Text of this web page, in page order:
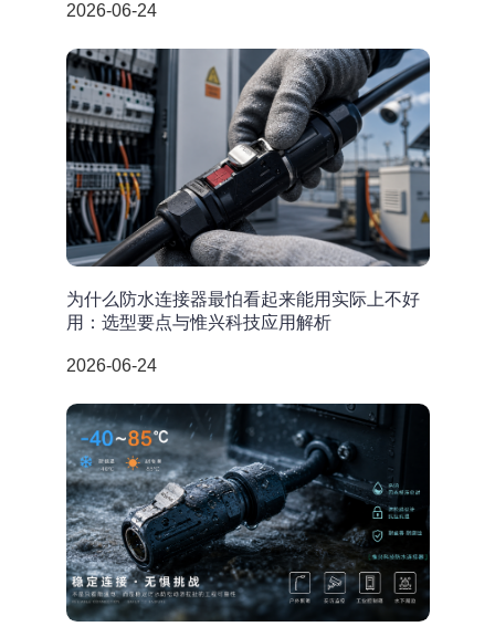
2026-06-24
为什么防水连接器最怕看起来能用实际上不好
用：选型要点与惟兴科技应用解析
2026-06-24